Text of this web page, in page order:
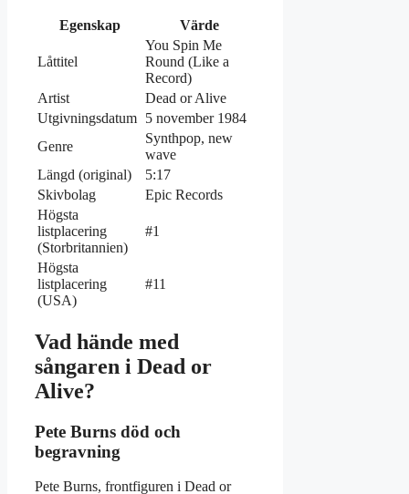
Egenskap Värde
Låttitel
You Spin Me
Round (Like a
Record)
Artist
Dead or Alive
Utgivningsdatum 5 november 1984
Genre
Synthpop, new
wave
Längd (original)
5:17
Skivbolag
Epic Records
Högsta
listplacering
(Storbritannien)
#1
Högsta
listplacering
(USA)
#11
Vad hände med
sångaren i Dead or
Alive?
Pete Burns död och
begravning
Pete Burns, frontfiguren i Dead or